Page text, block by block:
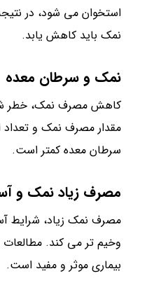
استخوان می شود، در
نمک باید کاهش یابد.
نمک و سرطان معده
کاهش مصرف نمک، خطر
مقدار مصرف نمک و
سرطان معده کمتر است.
مصرف زیاد نمک و
مصرف نمک زیاد، شرایط
وخیم تر می کند. مطالعات
بیماری موثر و مفید است.